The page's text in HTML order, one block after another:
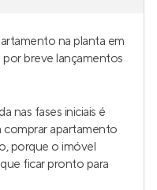
na planta em
breve lançamentos
nas fases iniciais é
comprar apartamento
porque o imóvel
ficar pronto para